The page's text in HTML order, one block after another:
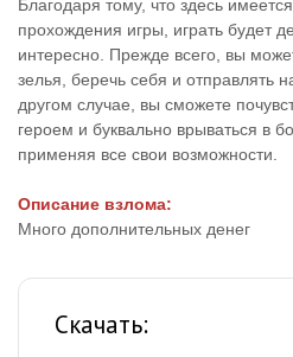
Благодаря тому, что здесь
прохождения игры, играть будет
интересно. Прежде всего, вы
зелья, беречь себя и отправлять
другом случае, вы сможете
героем и буквально врываться в
применяя все свои возможности.
Описание взлома:
Много дополнительных денег
Скачать: